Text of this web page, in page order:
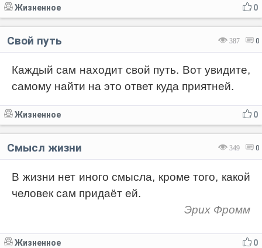
0
Жизненное
387 0
Свой путь
Каждый сам находит свой путь. Вот увидите,
самому найти на это ответ куда приятней.
0
Жизненное
349 0
Смысл жизни
В жизни нет иного смысла, кроме того, какой
человек сам придаёт ей.
Эрих Фромм
0
Жизненное